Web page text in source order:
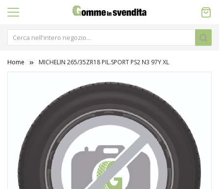
Home MICHELIN 265/35ZR18 PIL.SPORT PS2 N3 97Y XL
immagini